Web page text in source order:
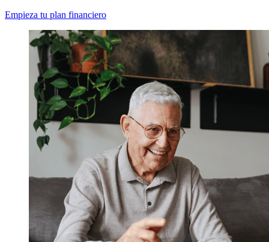
Empieza tu plan financiero